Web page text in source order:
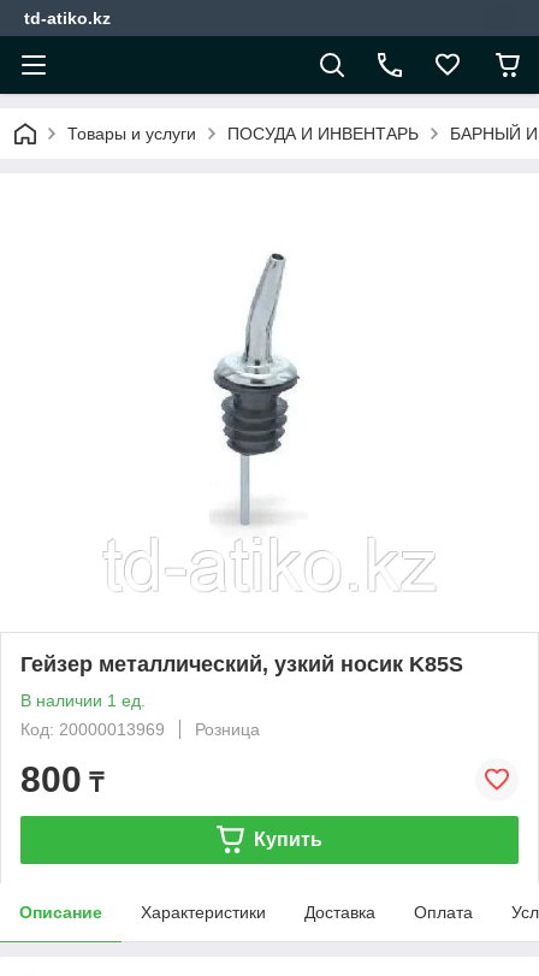
td-atiko.kz
Товары и услуги ПОСУДА И ИНВЕНТАРЬ БАРНЫЙ
Гейзер металлический, узкий носик K85S
В наличии 1 ед.
Код: 20000013969
Розница
800 ₸
Купить
Описание Характеристики Доставка Оплата